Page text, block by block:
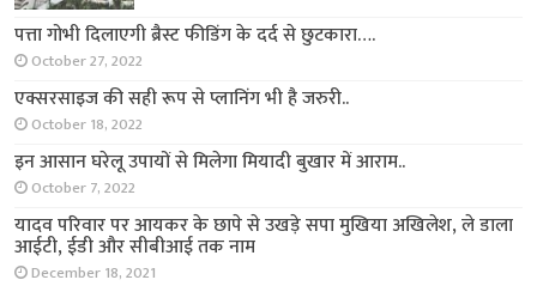
पत्ता गोभी दिलाएगी ब्रैस्ट फीडिंग के दर्द से छुटकारा….
October 27, 2022
एक्सरसाइज की सही रूप से प्लानिंग भी है जरुरी..
October 18, 2022
इन आसान घरेलू उपायों से मिलेगा मियादी बुखार में आराम..
October 7, 2022
यादव परिवार पर आयकर के छापे से उखड़े सपा मुखिया अखिलेश, ले डाला
आईटी, ईडी और सीबीआई तक नाम
December 18, 2021